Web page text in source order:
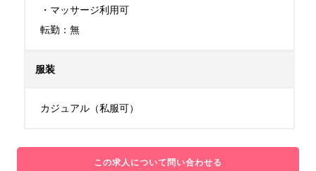
・マッサージ利用可
転勤：無
服装
カジュアル（私服可）
この求人について問い合わせる